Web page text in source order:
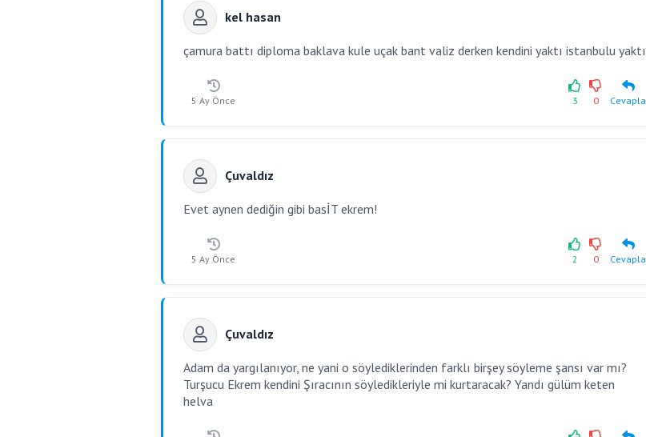
kel hasan
çamura battı diploma baklava kule uçak bant valiz derken kendini yaktı istanbulu yaktı
5 Ay Önce 3 0 Cevapla
Çuvaldız
Evet aynen dediğin gibi basİT ekrem!
5 Ay Önce 2 0 Cevapla
Çuvaldız
Adam da yargılanıyor, ne yani o söylediklerinden farklı birşey söyleme şansı var mı?
Turşucu Ekrem kendini Şıracının söyledikleriyle mi kurtaracak? Yandı gülüm keten
helva